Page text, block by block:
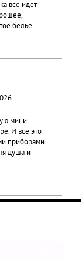
всё идёт
бельё.
мини-
И всё это
приборами
душа и